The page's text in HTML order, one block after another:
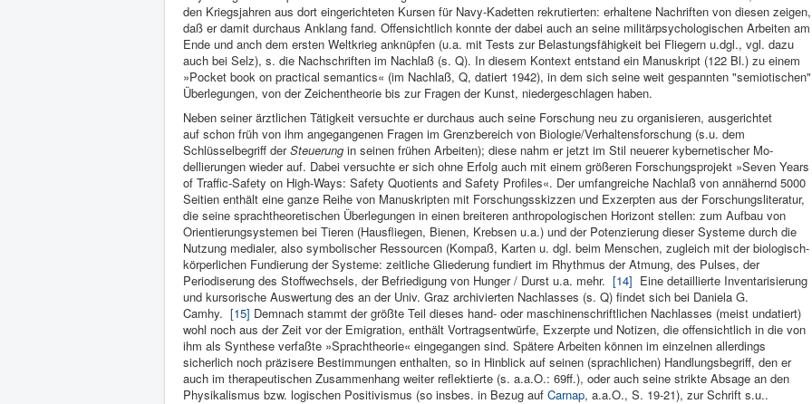
den Kriegsjahren aus dort eingerichteten Kursen für Navy-Kadetten rekrutierten: erhaltene Nachriften von diesen zeigen,
daß er damit durchaus Anklang fand. Offensichtlich konnte der dabei auch an seine militärpsychologischen Arbeiten am
Ende und anch dem ersten Weltkrieg anknüpfen (u.a. mit Tests zur Belastungsfähigkeit bei Fliegern u.dgl., vgl. dazu
auch bei Selz), s. die Nachschriften im Nachlaß (s. Q). In diesem Kontext entstand ein Manuskript (122 Bl.) zu einem
»Pocket book on practical se­mantics« (im Nachlaß, Q, datiert 1942), in dem sich seine weit gespannten "semiotischen"
Überlegungen, von der Zeichentheorie bis zur Fragen der Kunst, niedergeschlagen haben.
Neben seiner ärztlichen Tätigkeit versuchte er durchaus auch seine For­schung neu zu organisieren, ausgerichtet
auf schon früh von ihm angegangenen Fra­gen im Grenzbereich von Biolo­gie/Verhaltensforschung (s.u. dem
Schlüsselbegriff derSteuerung in seinen frühen Arbeiten); diese nahm er jetzt im Stil neuerer kyberneti­scher Mo­
dellierungen wieder auf­. Dabei ver­suchte er sich ohne Er­folg auch mit ei­nem größeren For­schungsprojekt »Seven Years
of Traf­fic-Safety on High-Ways: Safety Quoti­ents and Safety Pro­files«. Der umfangreiche Nachlaß von annähernd 5000
Seitien enthält eine ganze Reihe von Manuskripten mit Forschungsskizzen und Exzerpten aus der Forschungsliteratur,
die seine sprachtheoretischen Überlegungen in einen breiteren anthropologischen Horizont stellen: zum Aufbau von
Orientierungsystemen bei Tieren (Hausfliegen, Bienen, Krebsen u.a.) und der Potenzierung dieser Systeme durch die
Nutzung medialer, also symbolischer Ressourcen (Kompaß, Karten u. dgl. beim Menschen, zugleich mit der biologisch-
körperlichen Fundierung der Systeme: zeitliche Gliederung fundiert im Rhythmus der Atmung, des Pulses, der
Periodiserung des Stoffwechsels, der Befriedigung von Hunger / Durst u.a. mehr. [14] Eine detaillierte Inventarisierung
und kursorische Auswer­tung des an der Univ. Graz archivierten Nach­lasses (s. Q) findet sich bei Daniela G.
Camhy. [15] Dem­nach stammt der größte Teil dieses hand- oder maschinenschrift­lichen Nachl­asses (meist unda­tiert)
wohl noch aus der Zeit vor der Emi­gration, ent­hält Vor­tragsentwürfe, Ex­zerpte und Notizen, die offen­sichtlich in die von
ihm als Synthese verfaßte »Sprachtheorie« eingegangen sind. Spätere Arbei­ten kön­nen im ein­zelnen allerdings
sicherlich noch präzisere Bestim­mungen enthal­ten, so in Hin­blick auf seinen (sprachlichen) Handlungsbe­griff, den er
auch im therapeuti­schen Zusammen­hang weiter reflek­tierte (s. a.a.O.: 69ff.), oder auch seine strikte Absage an den
Physi­kalismus bzw. logischen Positivismus (so ins­bes. in Bezug auf Carnap, a.a.O., S. 19-21), zur Schrift s.u..